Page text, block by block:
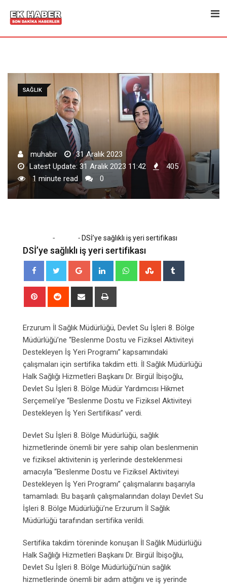
SAĞLIK
muhabir
31 Aralık 2023
Latest Update: 31 Aralık 2023 11:42
405
1 minute read
0
- - DSİ’ye sağlıklı iş yeri sertifikası
DSİ’ye sağlıklı iş yeri sertifikası
Google+ LinkedIn WhatsappStumbleUpon
Pinterest Reddit
Share
Erzurum İl Sağlık Müdürlüğü, Devlet Su İşleri 8. Bölge
Müdürlüğü’ne “Beslenme Dostu ve Fiziksel Aktiviteyi
Destekleyen İş Yeri Programı” kapsamındaki
çalışmaları için sertifika takdim etti. İl Sağlık Müdürlüğü
Halk Sağlığı Hizmetleri Başkanı Dr. Birgül İbişoğlu,
Devlet Su İşleri 8. Bölge Müdür Yardımcısı Hikmet
Serçemeli’ye “Beslenme Dostu ve Fiziksel Aktiviteyi
Destekleyen İş Yeri Sertifikası” verdi.
Devlet Su İşleri 8. Bölge Müdürlüğü, sağlık
hizmetlerinde önemli bir yere sahip olan beslenmenin
ve fiziksel aktivitenin iş yerlerinde desteklenmesi
amacıyla “Beslenme Dostu ve Fiziksel Aktiviteyi
Destekleyen İş Yeri Programı” çalışmalarını başarıyla
tamamladı. Bu başarılı çalışmalarından dolayı Devlet Su
İşleri 8. Bölge Müdürlüğü’ne Erzurum İl Sağlık
Müdürlüğü tarafından sertifika verildi.
Sertifika takdim töreninde konuşan İl Sağlık Müdürlüğü
Halk Sağlığı Hizmetleri Başkanı Dr. Birgül İbişoğlu,
Devlet Su İşleri 8. Bölge Müdürlüğü’nün sağlık
hizmetlerinde önemli bir adım attığını ve iş yerinde